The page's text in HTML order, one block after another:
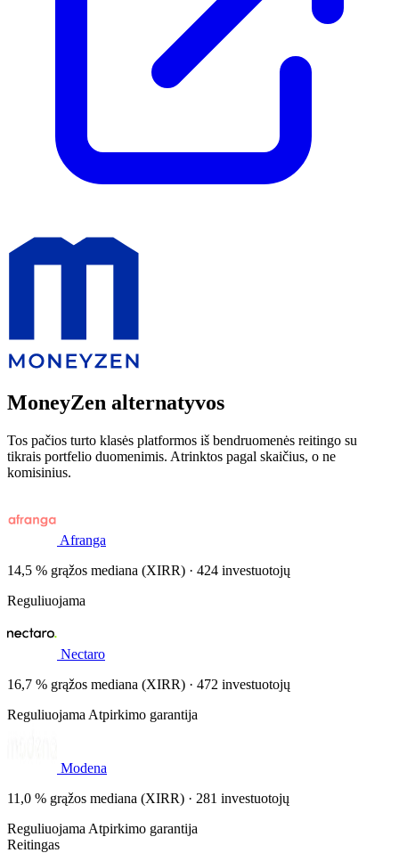
MoneyZen alternatyvos
Tos pačios turto klasės platformos iš bendruomenės reitingo su
tikrais portfelio duomenimis. Atrinktos pagal skaičius, o ne
komisinius.
Afranga
14,5 % grąžos mediana (XIRR) · 424 investuotojų
Reguliuojama
Nectaro
16,7 % grąžos mediana (XIRR) · 472 investuotojų
Reguliuojama Atpirkimo garantija
Modena
11,0 % grąžos mediana (XIRR) · 281 investuotojų
Reguliuojama Atpirkimo garantija
Reitingas